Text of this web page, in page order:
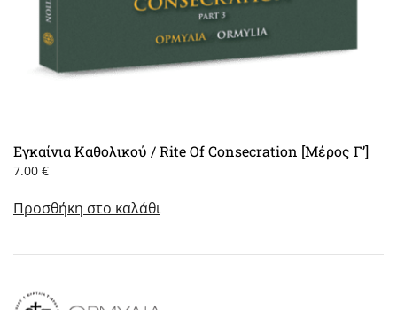
Εγκαίνια Καθολικού / Rite Of Consecration [Μέρος Γ’]
7.00 €
Προσθήκη στο καλάθι